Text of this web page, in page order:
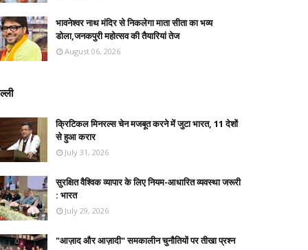
भावनेश्वर नाथ मंदिर से निकलेगा माता सीता का भव्य
डोला,जनकपुरी महोत्सव की तैयारियां तेज
August 06, 2026
क्रिटिकल मिनरल्स चेन मजबूत करने में जुटा भारत, 11 देशों
से हुआ करार
July 31, 2026
सुरक्षित वैश्विक व्यापार के लिए नियम-आधारित व्यवस्था जरूरी
: भारत
July 29, 2026
"आज़ाद और आज़ादी" समकालीन चुनौतियों पर तीखा प्रश्न